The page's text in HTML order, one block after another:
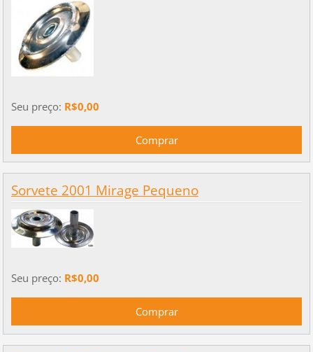
Seu preço: R$0,00
Sorvete 2001 Mirage Pequeno
Seu preço: R$0,00